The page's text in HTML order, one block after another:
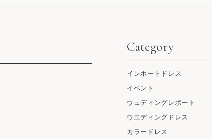
Category
インポートドレス
イベント
ウェディングレポート
ウエディングドレス
カラードレス